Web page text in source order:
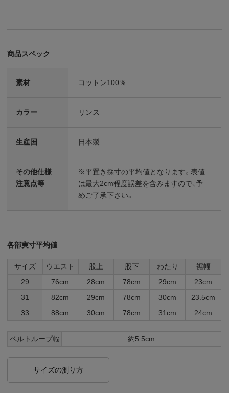
商品スペック
素材 コットン100％
カラー リンス
生産国 日本製
その他仕様
注意点等
※平置き採寸の平均値となります。表値
は最大2cm程度誤差を含みますので、予
めご了承下さい。
各部実寸平均値
サイズ ウエスト 股上 股下 わたり
裾幅
29
76cm 28cm 78cm 29cm
23cm
31
82cm 29cm 78cm 30cm
23.5cm
33
88cm 30cm 78cm 31cm 24cm
ベルトループ幅 約5.5cm
サイズの測り方